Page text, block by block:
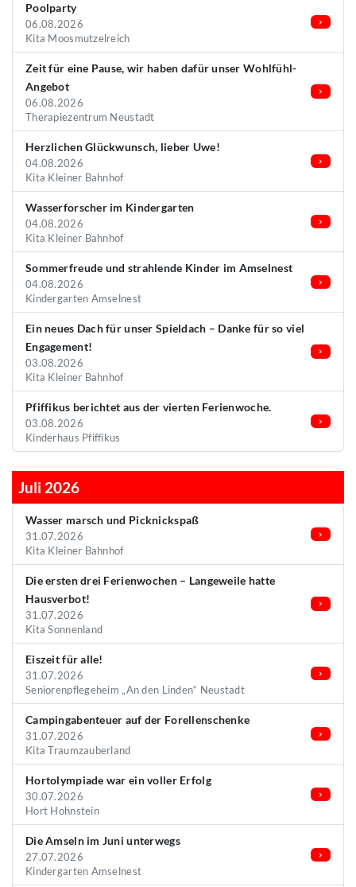
Poolparty
06.08.2026
Kita Moosmutzelreich
Zeit für eine Pause, wir haben dafür unser Wohlfühl-
Angebot
06.08.2026
Therapiezentrum Neustadt
Herzlichen Glückwunsch, lieber Uwe!
04.08.2026
Kita Kleiner Bahnhof
Wasserforscher im Kindergarten
04.08.2026
Kita Kleiner Bahnhof
Sommerfreude und strahlende Kinder im Amselnest
04.08.2026
Kindergarten Amselnest
Ein neues Dach für unser Spieldach – Danke für so viel
Engagement!
03.08.2026
Kita Kleiner Bahnhof
Pfiffikus berichtet aus der vierten Ferienwoche.
03.08.2026
Kinderhaus Pfiffikus
Juli 2026
Wasser marsch und Picknickspaß
31.07.2026
Kita Kleiner Bahnhof
Die ersten drei Ferienwochen – Langeweile hatte
Hausverbot!
31.07.2026
Kita Sonnenland
Eiszeit für alle!
31.07.2026
Seniorenpflegeheim „An den Linden“ Neustadt
Campingabenteuer auf der Forellenschenke
31.07.2026
Kita Traumzauberland
Hortolympiade war ein voller Erfolg
30.07.2026
Hort Hohnstein
Die Amseln im Juni unterwegs
27.07.2026
Kindergarten Amselnest